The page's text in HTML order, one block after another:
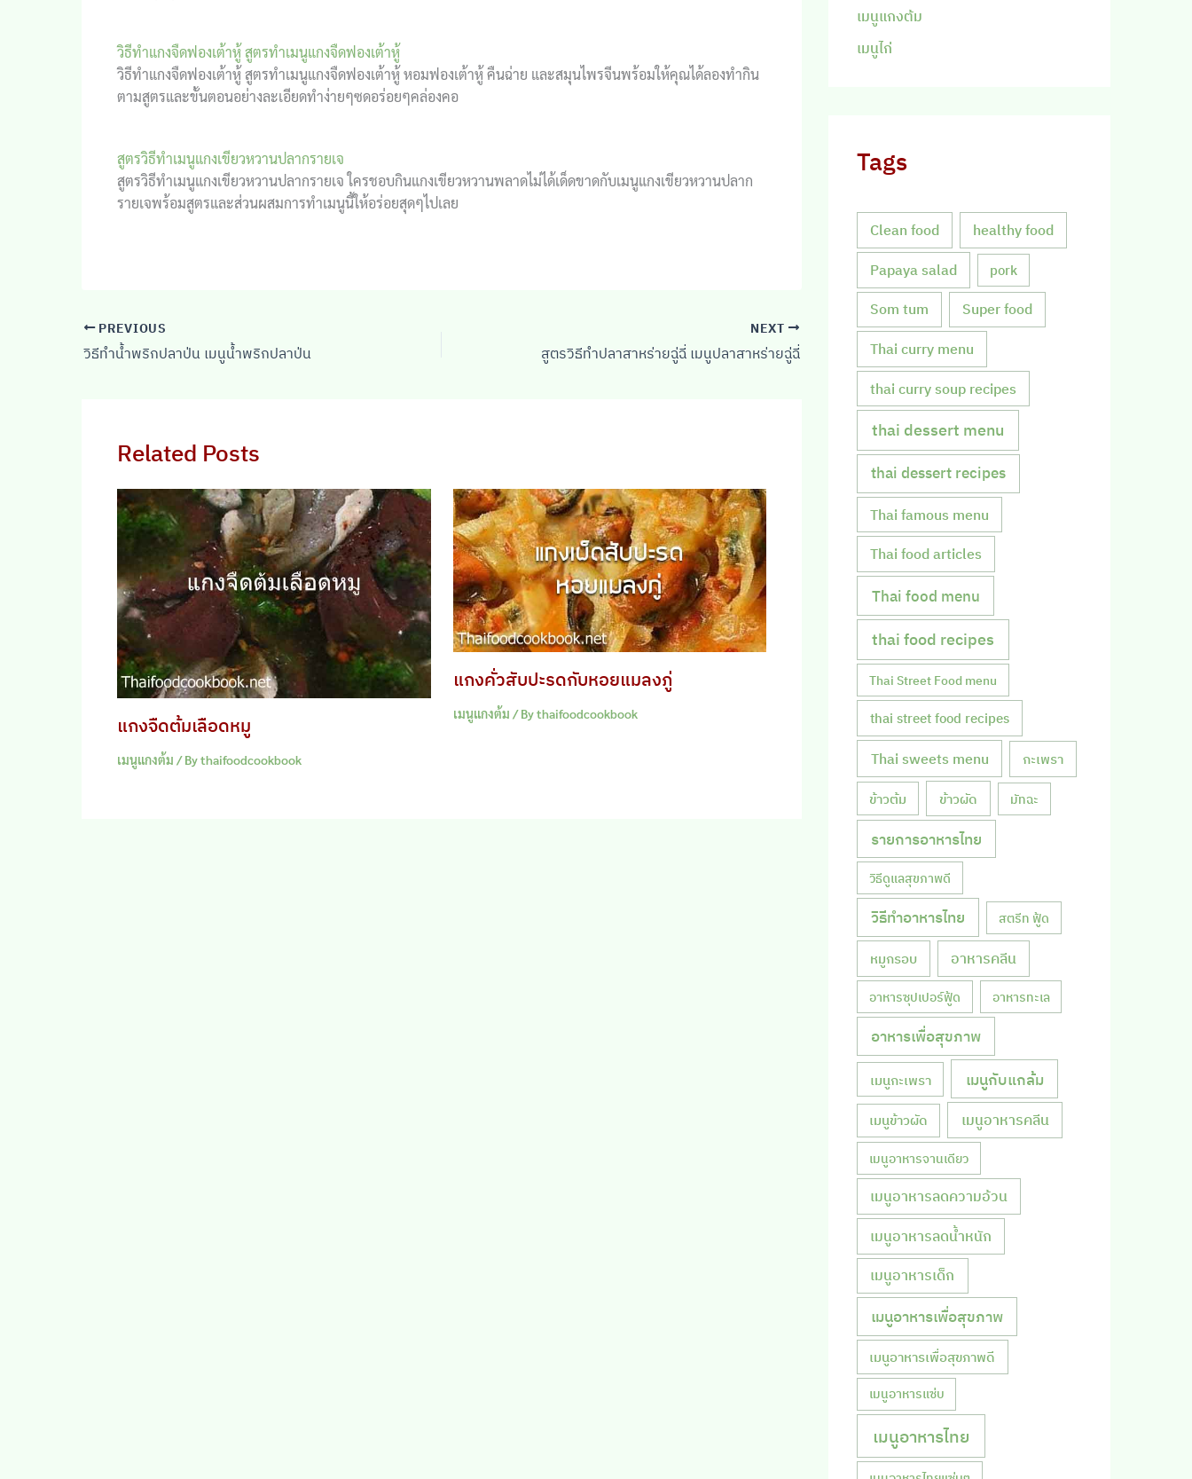
วิธีทำแกงจืดฟองเต้าหู้ สูตรทำเมนูแกงจืดฟองเต้าหู้
วิธีทำแกงจืดฟองเต้าหู้ สูตรทำเมนูแกงจืดฟองเต้าหู้ หอมฟองเต้าหู้ คืนฉ่าย และสมุนไพรจีนพร้อมให้คุณได้ลองทำกิน
ตามสูตรและขั้นตอนอย่างละเอียดทำง่ายๆซดอร่อยๆคล่องคอ
สูตรวิธีทำเมนูแกงเขียวหวานปลากรายเจ
สูตรวิธีทำเมนูแกงเขียวหวานปลากรายเจ ใครชอบกินแกงเขียวหวานพลาดไม่ได้เด็ดขาดกับเมนูแกงเขียวหวานปลาก
รายเจพร้อมสูตรและส่วนผสมการทำเมนูนี้ให้อร่อยสุดๆไปเลย
PREVIOUS
วิธีทำน้ำพริกปลาป่น เมนูน้ำพริกปลาป่น
NEXT
สูตรวิธีทำปลาสาหร่ายฉู่ฉี่ เมนูปลาสาหร่ายฉู่ฉี่
Related Posts
แกงจืดต้มเลือดหมู
เมนูแกงต้ม / Bythaifoodcookbook
แกงคั่วสับปะรดกับหอยแมลงภู่
เมนูแกงต้ม / Bythaifoodcookbook
เมนูแกงต้ม
เมนูไก่
Tags
Clean food healthy food
Papaya salad pork
Som tum Super food
Thai curry menu
thai curry soup recipes
thai dessert menu
thai dessert recipes
Thai famous menu
Thai food articles
Thai food menu
thai food recipes
Thai Street Food menu
thai street food recipes
Thai sweets menu กะเพรา
ข้าวต้ม ข้าวผัด มัทฉะ
รายการอาหารไทย
วิธีดูแลสุขภาพดี
วิธีทำอาหารไทย สตรีท ฟู้ด
หมูกรอบ อาหารคลีน
อาหารซุปเปอร์ฟู้ด อาหารทะเล
อาหารเพื่อสุขภาพ
เมนูกะเพรา เมนูกับแกล้ม
เมนูข้าวผัด เมนูอาหารคลีน
เมนูอาหารจานเดียว
เมนูอาหารลดความอ้วน
เมนูอาหารลดน้ำหนัก
เมนูอาหารเด็ก
เมนูอาหารเพื่อสุขภาพ
เมนูอาหารเพื่อสุขภาพดี
เมนูอาหารแซ่บ
เมนูอาหารไทย